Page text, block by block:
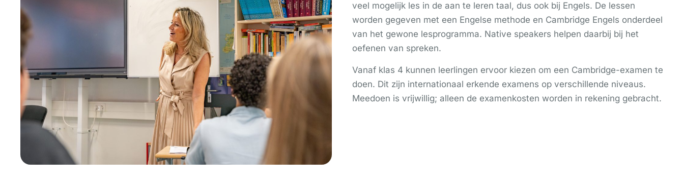
veel mogelijk les in de aan te leren taal, dus ook bij Engels. De lessen
worden gegeven met een Engelse methode en Cambridge Engels onderdeel
van het gewone lesprogramma. Native speakers helpen daarbij bij het
oefenen van spreken.
Vanaf klas 4 kunnen leerlingen ervoor kiezen om een Cambridge-examen te
doen. Dit zijn internationaal erkende examens op verschillende niveaus.
Meedoen is vrijwillig; alleen de examenkosten worden in rekening gebracht.